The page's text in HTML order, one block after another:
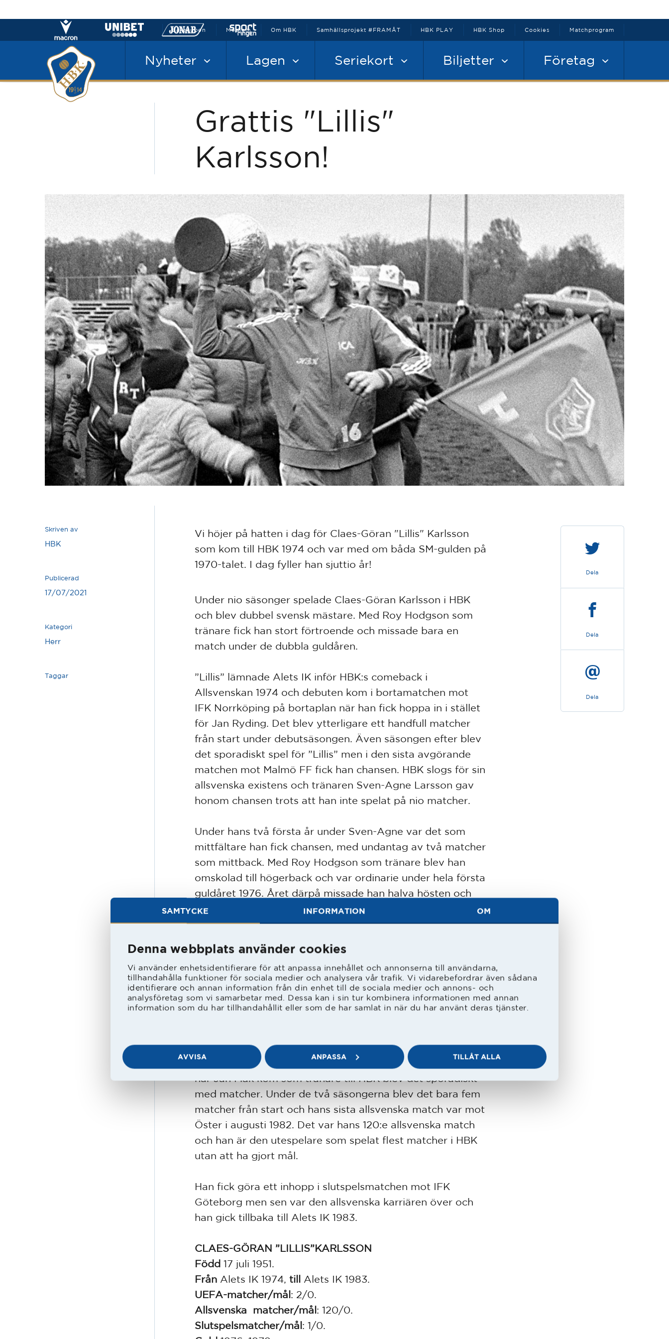
SAMTYCKE INFORMATION OM
Denna webbplats använder cookies
Vi använder enhetsidentifierare för att anpassa innehållet och annonserna till användarna,
tillhandahålla funktioner för sociala medier och analysera vår trafik. Vi vidarebefordrar även sådana
identifierare och annan information från din enhet till de sociala medier och annons- och
analysföretag som vi samarbetar med. Dessa kan i sin tur kombinera informationen med annan
information som du har tillhandahållit eller som de har samlat in när du har använt deras tjänster.
AVVISA ANPASSA TILLÅT ALLA
Nyheter Lagen Seriekort Biljetter Företag
Laxacupen Medlem Om HBK Samhällsprojekt #FRAMÅT HBK PLAY HBK Shop Cookies Matchprogram
Grattis "Lillis"
Karlsson!
Skriven av
HBK
Publicerad
17/07/2021
Kategori
Herr
Taggar
Dela
Dela
Dela
Vi höjer på hatten i dag för Claes-Göran "Lillis" Karlsson
som kom till HBK 1974 och var med om båda SM-gulden på
1970-talet. I dag fyller han sjuttio år!
Under nio säsonger spelade Claes-Göran Karlsson i HBK
och blev dubbel svensk mästare. Med Roy Hodgson som
tränare fick han stort förtroende och missade bara en
match under de dubbla guldåren.
”Lillis” lämnade Alets IK inför HBK:s comeback i
Allsvenskan 1974 och debuten kom i bortamatchen mot
IFK Norrköping på bortaplan när han fick hoppa in i stället
för Jan Ryding. Det blev ytterligare ett handfull matcher
från start under debutsäsongen. Även säsongen efter blev
det sporadiskt spel för ”Lillis” men i den sista avgörande
matchen mot Malmö FF fick han chansen. HBK slogs för sin
allsvenska existens och tränaren Sven-Agne Larsson gav
honom chansen trots att han inte spelat på nio matcher.
Under hans två första år under Sven-Agne var det som
mittfältare han fick chansen, med undantag av två matcher
som mittback. Med Roy Hodgson som tränare blev han
omskolad till högerback och var ordinarie under hela första
guldåret 1976. Året därpå missade han halva hösten och
när han var tillbaka i laget blev det som yttermittfältare då
Jan Ryding och Peder Amberntsson hade spelat
1978 fick han spelade två första matcherna som
högermittfältare då Roy använde Kurt-Arne ”Nanne”
Bergstrand som högerback men sen var ”Lillis” tillbaka på
Det blev endast sex matcher på sommaren året därpå och
när Jan Mak kom som tränare till HBK blev det sporadiskt
med matcher. Under de två säsongerna blev det bara fem
matcher från start och hans sista allsvenska match var mot
Öster i augusti 1982. Det var hans 120:e allsvenska match
och han är den utespelare som spelat flest matcher i HBK
utan att ha gjort mål.
Han fick göra ett inhopp i slutspelsmatchen mot IFK
Göteborg men sen var den allsvenska karriären över och
han gick tillbaka till Alets IK 1983.
CLAES-GÖRAN ”LILLIS”KARLSSON
Född 17 juli 1951.
Från Alets IK 1974, till Alets IK 1983.
UEFA-matcher/mål: 2/0.
Allsvenska matcher/mål: 120/0.
Slutspelsmatcher/mål: 1/0.